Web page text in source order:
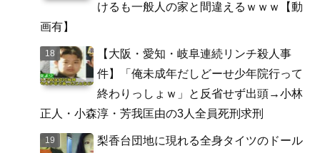
けるも一般人の家と間違えるｗｗｗ【動
画有】
【大阪・愛知・岐阜連続リンチ殺人事
件】「俺未成年だしどーせ少年院行って
終わりっしょｗ」と反省せず出頭→小林
正人・小森淳・芳我匡由の3人全員死刑求刑
梨香台団地に現れる全身タイツのドール